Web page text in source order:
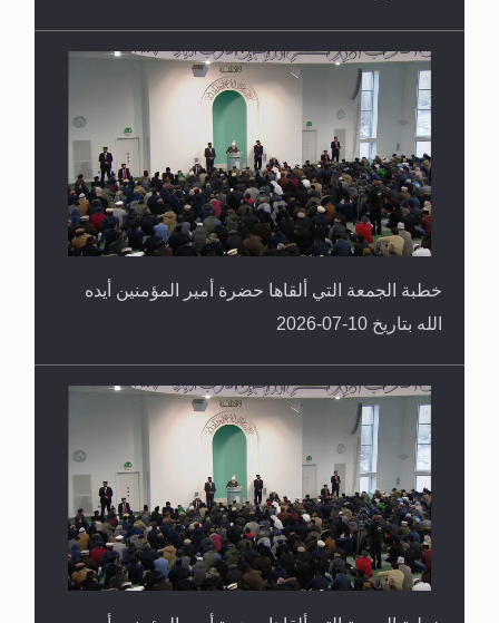
خطبة الجمعة التي ألقاها حضرة أمير المؤمنين أيده
الله بتاريخ 10-07-2026